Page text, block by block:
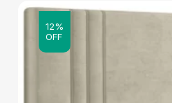
12%
OFF